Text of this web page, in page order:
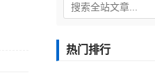
热门排行